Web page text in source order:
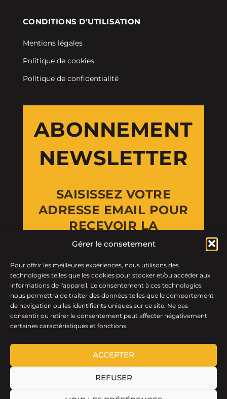
Gérer le consetement
Pour offrir les meilleures expériences, nous utilisons des
technologies telles que les cookies pour stocker et/ou accéder aux
informations de l'appareil. Le consentement à ces technologies
nous permettra de traiter des données telles que le comportement
de navigation ou les identifiants uniques sur ce site. Ne pas
consentir ou retirer le consentement peut affecter négativement
certaines caractéristiques et fonctions.
ACCEPTER
REFUSER
CONDITIONS D’UTILISATION
Mentions légales
Politique de cookies
Politique de confidentialité
ABONNEMENT
NEWSLETTER
SAISISSEZ VOTRE
ADRESSE EMAIL POUR
RECEVOIR LA
NEWSLETTER
Email Address
LTF © 2026 · Tous droits réservés.